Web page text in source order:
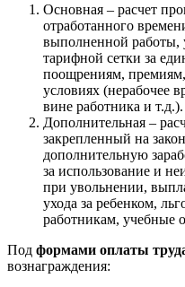
Основная – расчет
отработанного
выполненной работы,
тарифной сетки за
поощрениям,
условиях (нерабочее
вине работника и т.д.).
Дополнительная –
закрепленный на
дополнительную
за использование и
при увольнении,
ухода за ребенком,
работникам, учебные
Под формами оплаты
вознаграждения: